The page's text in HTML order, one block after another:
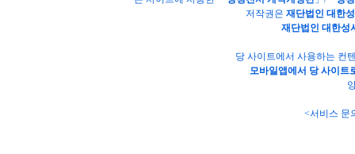
저작권은 재단법인 대한
재단법인 대한성
당 사이트에서 사용하는 컨
모바일앱에서 당 사이트
<서비스 문